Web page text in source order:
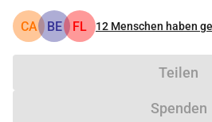
CA BE FL 12 Menschen haben
Teilen
Spenden